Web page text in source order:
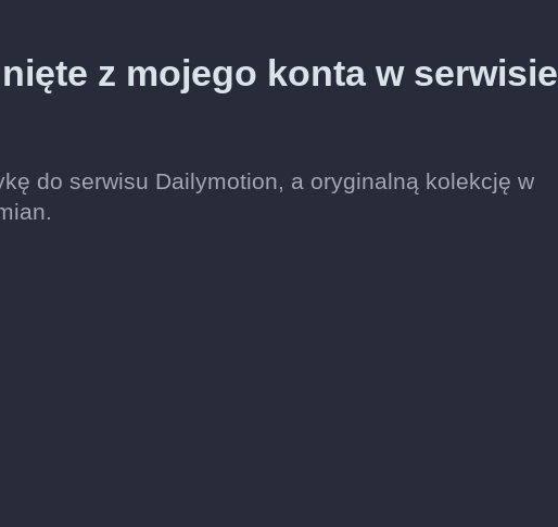
z mojego konta w serwisie
do serwisu Dailymotion, a oryginalną kolekcję w